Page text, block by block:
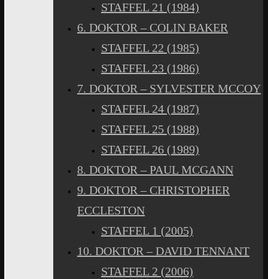
STAFFEL 21 (1984)
6. DOKTOR – COLIN BAKER
STAFFEL 22 (1985)
STAFFEL 23 (1986)
7. DOKTOR – SYLVESTER MCCOY
STAFFEL 24 (1987)
STAFFEL 25 (1988)
STAFFEL 26 (1989)
8. DOKTOR – PAUL MCGANN
9. DOKTOR – CHRISTOPHER
ECCLESTON
STAFFEL 1 (2005)
10. DOKTOR – DAVID TENNANT
STAFFEL 2 (2006)